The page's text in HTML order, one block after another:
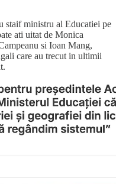
staif ministru al Educatiei pe
ati uitat de Monica
si Ioan Mang,
care au trecut in ultimii